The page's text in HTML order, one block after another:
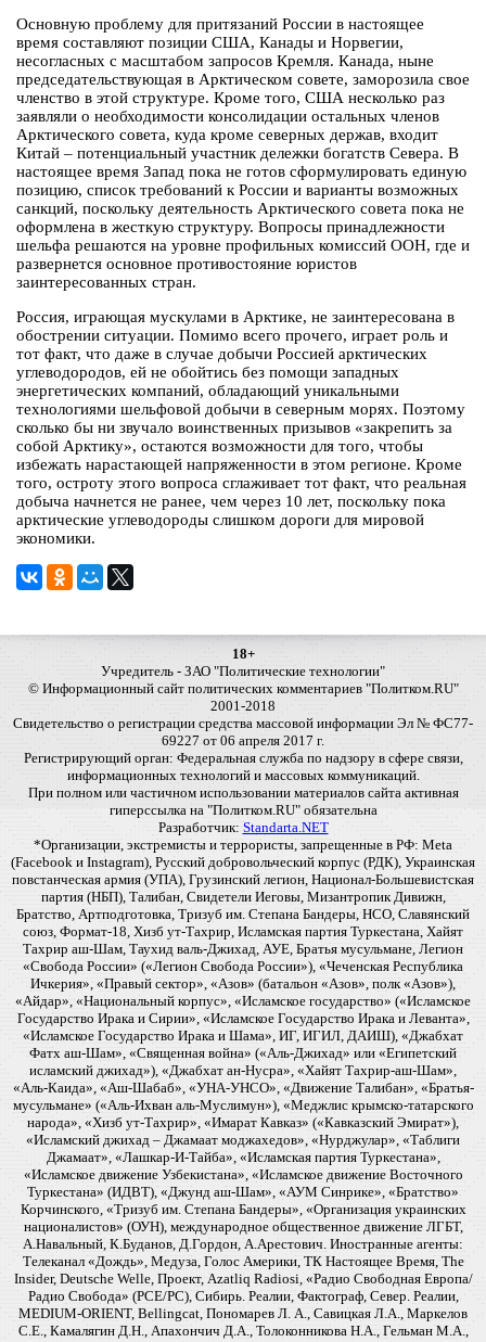
Основную проблему для притязаний России в настоящее
время составляют позиции США, Канады и Норвегии,
несогласных с масштабом запросов Кремля. Канада, ныне
председательствующая в Арктическом совете, заморозила свое
членство в этой структуре. Кроме того, США несколько раз
заявляли о необходимости консолидации остальных членов
Арктического совета, куда кроме северных держав, входит
Китай – потенциальный участник дележки богатств Севера. В
настоящее время Запад пока не готов сформулировать единую
позицию, список требований к России и варианты возможных
санкций, поскольку деятельность Арктического совета пока не
оформлена в жесткую структуру. Вопросы принадлежности
шельфа решаются на уровне профильных комиссий ООН, где и
развернется основное противостояние юристов
заинтересованных стран.
Россия, играющая мускулами в Арктике, не заинтересована в
обострении ситуации. Помимо всего прочего, играет роль и
тот факт, что даже в случае добычи Россией арктических
углеводородов, ей не обойтись без помощи западных
энергетических компаний, обладающий уникальными
технологиями шельфовой добычи в северным морях. Поэтому
сколько бы ни звучало воинственных призывов «закрепить за
собой Арктику», остаются возможности для того, чтобы
избежать нарастающей напряженности в этом регионе. Кроме
того, остроту этого вопроса сглаживает тот факт, что реальная
добыча начнется не ранее, чем через 10 лет, поскольку пока
арктические углеводороды слишком дороги для мировой
экономики.
18+
Учредитель - ЗАО "Политические технологии"
© Информационный сайт политических комментариев "Политком.RU"
2001-2018
Свидетельство о регистрации средства массовой информации Эл № ФС77-
69227 от 06 апреля 2017 г.
Регистрирующий орган: Федеральная служба по надзору в сфере связи,
информационных технологий и массовых коммуникаций.
При полном или частичном использовании материалов сайта активная
гиперссылка на "Политком.RU" обязательна
Разработчик: Standarta.NET
*Организации, экстремисты и террористы, запрещенные в РФ: Meta
(Facebook и Instagram), Русский добровольческий корпус (РДК), Украинская
повстанческая армия (УПА), Грузинский легион, Национал-Большевистская
партия (НБП), Талибан, Свидетели Иеговы, Мизантропик Дивижн,
Братство, Артподготовка, Тризуб им. Степана Бандеры, НСО, Славянский
союз, Формат-18, Хизб ут-Тахрир, Исламская партия Туркестана, Хайят
Тахрир аш-Шам, Таухид валь-Джихад, АУЕ, Братья мусульмане, Легион
«Свобода России» («Легион Свобода России»), «Чеченская Республика
Ичкерия», «Правый сектор», «Азов» (батальон «Азов», полк «Азов»),
«Айдар», «Национальный корпус», «Исламское государство» («Исламское
Государство Ирака и Сирии», «Исламское Государство Ирака и Леванта»,
«Исламское Государство Ирака и Шама», ИГ, ИГИЛ, ДАИШ), «Джабхат
Фатх аш-Шам», «Священная война» («Аль-Джихад» или «Египетский
исламский джихад»), «Джабхат ан-Нусра», «Хайят Тахрир-аш-Шам»,
«Аль-Каида», «Аш-Шабаб», «УНА-УНСО», «Движение Талибан», «Братья-
мусульмане» («Аль-Ихван аль-Муслимун»), «Меджлис крымско-татарского
народа», «Хизб ут-Тахрир», «Имарат Кавказ» («Кавказский Эмират»),
«Исламский джихад – Джамаат моджахедов», «Нурджулар», «Таблиги
Джамаат», «Лашкар-И-Тайба», «Исламская партия Туркестана»,
«Исламское движение Узбекистана», «Исламское движение Восточного
Туркестана» (ИДВТ), «Джунд аш-Шам», «АУМ Синрике», «Братство»
Корчинского, «Тризуб им. Степана Бандеры», «Организация украинских
националистов» (ОУН), международное общественное движение ЛГБТ,
А.Навальный, К.Буданов, Д.Гордон, А.Арестович. Иностранные агенты:
Телеканал «Дождь», Медуза, Голос Америки, ТК Настоящее Время, The
Insider, Deutsche Welle, Проект, Azatliq Radiosi, «Радио Свободная Европа/
Радио Свобода» (PCE/PC), Сибирь. Реалии, Фактограф, Север. Реалии,
MEDIUM-ORIENT, Bellingcat, Пономарев Л. А., Савицкая Л.А., Маркелов
С.Е., Камалягин Д.Н., Апахончич Д.А., Толоконникова Н.А., Гельман М.А.,